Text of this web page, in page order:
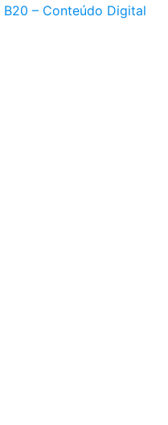
B20 – Conteúdo Digital